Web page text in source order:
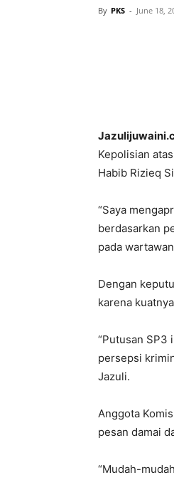
By PKS - June 18,
Kepolisian
Habib Rizieq
“Saya
berdasarkan
pada
Dengan
karena
“Putusan SP3
persepsi
Jazuli.
Anggota
pesan damai
“Mudah-